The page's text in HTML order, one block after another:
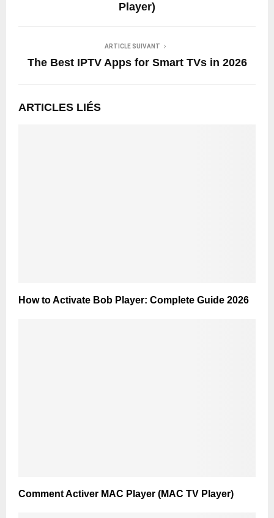
Player)
ARTICLE SUIVANT
The Best IPTV Apps for Smart TVs in 2026
ARTICLES LIÉS
How to Activate Bob Player: Complete Guide 2026
Comment Activer MAC Player (MAC TV Player)